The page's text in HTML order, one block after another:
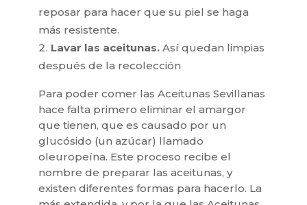
reposar para hacer que su piel se haga
más resistente.
Lavar las aceitunas. Así quedan limpias
después de la recolección
Para poder comer las Aceitunas Sevillanas
hace falta primero eliminar el amargor
que tienen, que es causado por un
glucósido (un azúcar) llamado
oleuropeína. Este proceso recibe el
nombre de preparar las aceitunas, y
existen diferentes formas para hacerlo. La